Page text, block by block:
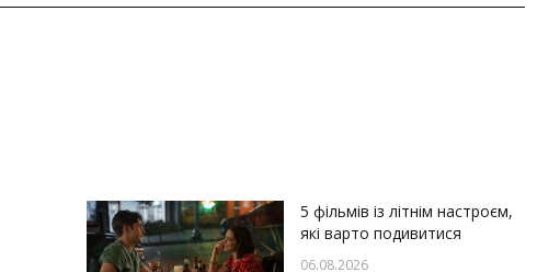
5 фільмів із літнім настроєм,
які варто подивитися
06.08.2026